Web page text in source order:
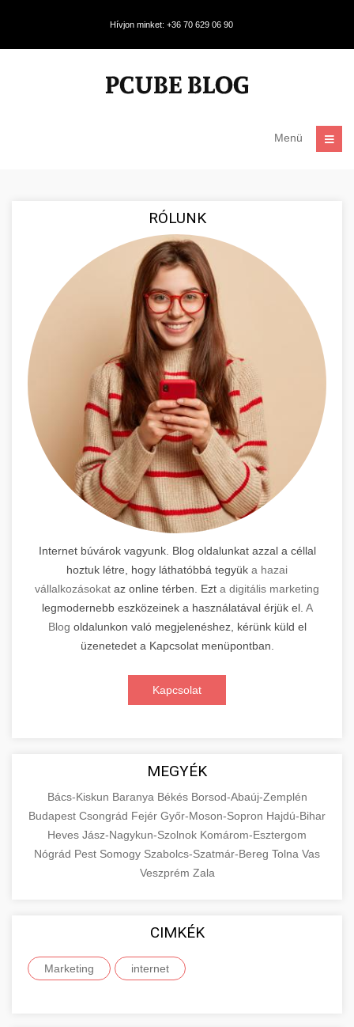
Hívjon minket: +36 70 629 06 90
Menü
RÓLUNK
Internet búvárok vagyunk. Blog oldalunkat azzal a céllal
hoztuk létre, hogy láthatóbbá tegyük a hazai
vállalkozásokat az online térben. Ezt a digitális marketing
legmodernebb eszközeinek a használatával érjük el. A
Blog oldalunkon való megjelenéshez, kérünk küld el
üzenetedet a Kapcsolat menüpontban.
Kapcsolat
MEGYÉK
Bács-Kiskun Baranya Békés Borsod-Abaúj-Zemplén
Budapest Csongrád Fejér Győr-Moson-Sopron Hajdú-Bihar
Heves Jász-Nagykun-Szolnok Komárom-Esztergom
Nógrád Pest Somogy Szabolcs-Szatmár-Bereg Tolna Vas
Veszprém Zala
CIMKÉK
Marketing internet